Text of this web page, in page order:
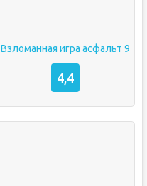
Взломанная игра асфальт 9
4,4